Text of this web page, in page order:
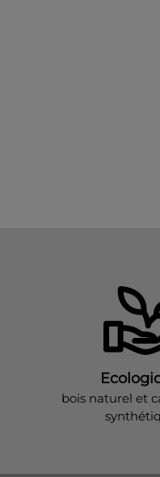
bois naturel et